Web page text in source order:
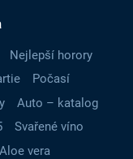
Nejlepší horory
Počasí
Auto – katalog
Svařené víno
Aloe vera